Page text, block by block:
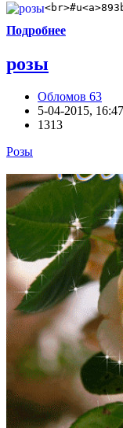
Подробнее
розы
Обломов 63
5-04-2015, 16:47
1313
Розы